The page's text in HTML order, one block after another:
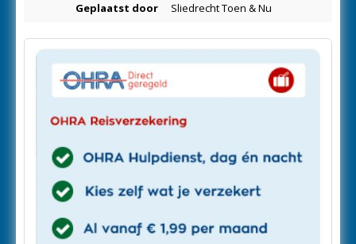
Geplaatst door Sliedrecht Toen & Nu